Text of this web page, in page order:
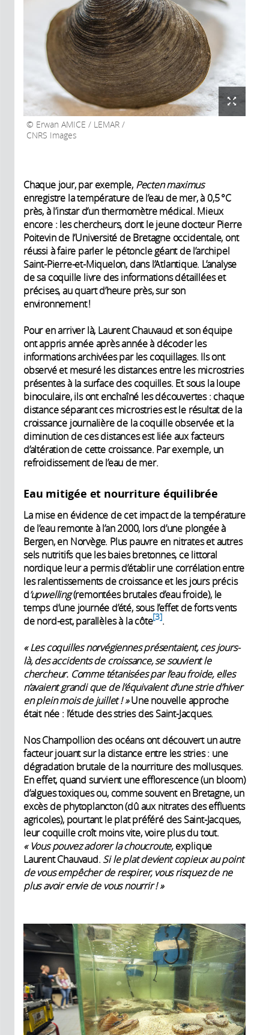
Erwan AMICE / LEMAR /
CNRS Images
Chaque jour, par exemple, Pecten maximus
enregistre la température de l’eau de mer, à 0,5 °C
près, à l’instar d’un thermomètre médical. Mieux
encore : les chercheurs, dont le jeune docteur Pierre
Poitevin de l’Université de Bretagne occidentale, ont
réussi à faire parler le pétoncle géant de l’archipel
Saint-Pierre-et-Miquelon, dans l’Atlantique. L’analyse
de sa coquille livre des informations détaillées et
précises, au quart d’heure près, sur son
environnement !
Pour en arriver là, Laurent Chauvaud et son équipe
ont appris année après année à décoder les
informations archivées par les coquillages. Ils ont
observé et mesuré les distances entre les microstries
présentes à la surface des coquilles. Et sous la loupe
binoculaire, ils ont enchaîné les découvertes : chaque
distance séparant ces micro­stries est le résultat de la
croissance journalière de la coquille observée et la
diminution de ces distances est liée aux facteurs
d’altération de cette croissance. Par exemple, un
refroidissement de l’eau de mer.
Eau mitigée et nourriture équilibrée
La mise en évidence de cet impact de la température
de l’eau remonte à l’an 2000, lors d’une plongée à
Bergen, en Norvège. Plus pauvre en nitrates et autres
sels nutritifs que les baies bretonnes, ce littoral
nordique leur a permis d’établir une corrélation entre
les ralentissements de croissance et les jours précis
d’upwelling(­remontées brutales d’eau froide), le
temps d’une journée d’été, sous l’effet de forts vents
de nord-est, ­parallèles à la côte 3 .
« Les coquilles norvégiennes présentaient, ces jours-
là, des accidents de croissance, se souvient le
chercheur. Comme tétanisées par l’eau froide, elles
n’avaient grandi que de l’équivalent d’une strie d’hiver
en plein mois de juillet ! »Une nouvelle approche
était née : l’étude des stries des Saint-Jacques.
Nos Champollion des océans ont découvert un autre
facteur jouant sur la distance entre les stries : une
dégradation brutale de la nourriture des mollusques.
En effet, quand survient une efflorescence (un bloom)
d’algues toxiques ou, comme souvent en Bretagne, un
excès de phytoplancton (dû aux nitrates des effluents
agricoles), pourtant le plat préféré des Saint-Jacques,
leur coquille croît moins vite, voire plus du tout.
« Vous pouvez adorer la choucroute,explique
Laurent Chauvaud. Si le plat devient copieux au point
de vous empêcher de respirer, vous risquez de ne
plus avoir envie de vous nourrir! »